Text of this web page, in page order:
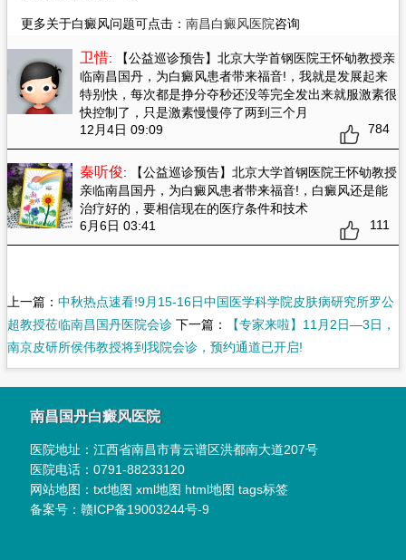
更多关于白癜风问题可点击： 南昌白癜风医院咨询
卫惜: 【公益巡诊预告】北京大学首钢医院王怀劬教授亲
临南昌国丹，为白癜风患者带来福音! ，我就是发展起来
特别快，每次都是挣分夺秒还没等完全发出来就服激素很
快控制了，只是激素慢慢停了两到三个月
12月4日 09:09
784
秦听俊: 【公益巡诊预告】北京大学首钢医院王怀劬教授
亲临南昌国丹，为白癜风患者带来福音! ，白癜风还是能
治疗好的，要相信现在的医疗条件和技术
6月6日 03:41
111
上一篇： 中秋热点速看!9月15-16日中国医学科学院皮肤病研究所罗公
超教授莅临南昌国丹医院会诊下一篇：
【专家来啦】11月2日—3日，
南京皮研所侯伟教授将到我院会诊，预约通道已开启!
南昌国丹白癜风医院
医院地址：江西省南昌市青云谱区洪都南大道207号
医院电话：0791-88233120
网站地图：txt地图 xml地图 html地图 tags标签
备案号：赣ICP备19003244号-9